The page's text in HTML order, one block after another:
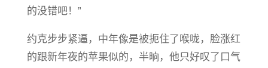
的没错吧！”
约克步步紧逼，中年像是被扼住了喉咙，脸涨红
的跟新年夜的苹果似的，半晌，他只好叹了口气